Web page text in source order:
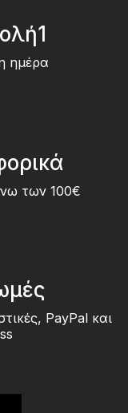
ημέρα
των 100€
PayPal και